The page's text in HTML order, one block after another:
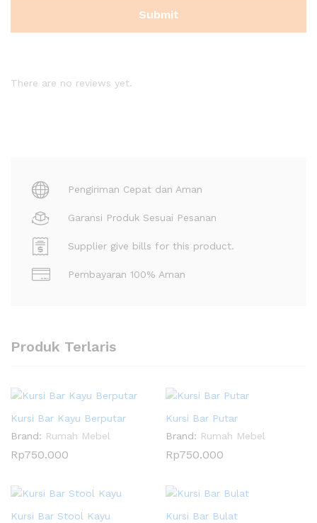
There are no reviews yet.
Pengiriman Cepat dan Aman
Garansi Produk Sesuai Pesanan
Supplier give bills for this product.
Pembayaran 100% Aman
Produk Terlaris
Kursi Bar Kayu Berputar
Brand: Rumah Mebel
Rp750.000
Kursi Bar Putar
Brand: Rumah Mebel
Rp750.000
Kursi Bar Stool Kayu
Kursi Bar Bulat